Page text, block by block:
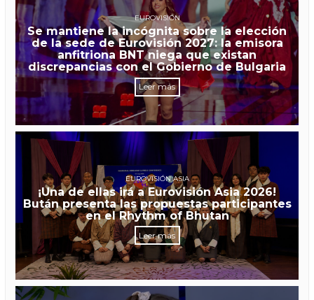
EUROVISIÓN
Se mantiene la incógnita sobre la elección
de la sede de Eurovisión 2027: la emisora
anfitriona BNT niega que existan
discrepancias con el Gobierno de Bulgaria
Leer más
EUROVISIÓN ASIA
¡Una de ellas irá a Eurovisión Asia 2026!
Bután presenta las propuestas participantes
en el Rhythm of Bhutan
Leer más